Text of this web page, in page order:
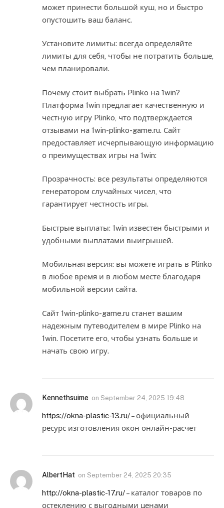
может принести большой куш, но и быстро
опустошить ваш баланс.
Установите лимиты: всегда определяйте
лимиты для себя, чтобы не потратить больше,
чем планировали.
Почему стоит выбрать Plinko на 1win?
Платформа 1win предлагает качественную и
честную игру Plinko, что подтверждается
отзывами на 1win-plinko-game.ru. Сайт
предоставляет исчерпывающую информацию
о преимуществах игры на 1win:
Прозрачность: все результаты определяются
генератором случайных чисел, что
гарантирует честность игры.
Быстрые выплаты: 1win известен быстрыми и
удобными выплатами выигрышей.
Мобильная версия: вы можете играть в Plinko
в любое время и в любом месте благодаря
мобильной версии сайта.
Сайт 1win-plinko-game.ru станет вашим
надежным путеводителем в мире Plinko на
1win. Посетите его, чтобы узнать больше и
начать свою игру.
Kennethsuime on September 24, 2025 19:48
https://okna-plastic-13.ru/– официальный
ресурс изготовления окон онлайн-расчет
AlbertHat on September 24, 2025 20:35
http://okna-plastic-17.ru/– каталог товаров по
остеклению с выгодными ценами